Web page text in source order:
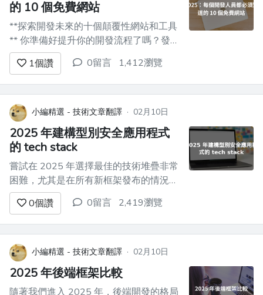
的 10 個免費網站
**探索開發未來的十個顛覆性網站和工具
** 你準備好提升你的開發流程了嗎？發現
十個每位開發者都應該收藏的基本網站和
工具。這些資源承諾能夠節省時間，激發
創意，提高生產力。讓我們馬上開始吧！
🎯👇 --- ### 1. [Template0]
(http://template0.com/)...
1個讚 0留言 1,412瀏覽
小編精選 - 技術文章翻譯 · 02月10日
2025 年建構型別安全應用程式
的 tech stack
嘗試在 2025 年選擇最佳的技術堆疊非常
困難，尤其是在所有新框架發布的情況
下。 這不僅僅是類型安全。您還需要良
好的效能、可擴展性、開發人員體驗
(DX) 和體面的社區，這樣您就不會陷入
困境。 今天，我們將了解為什麼
Next.js（前端）和 Encore.ts（後端）可
能是現代開發人員...
0個讚 0留言 2,419瀏覽
小編精選 - 技術文章翻譯 · 02月10日
2025 年後端框架比較
隨著我們進入 2025 年，後端開發的格局